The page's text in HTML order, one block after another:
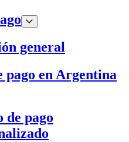
general
pago en Argentina
de pago